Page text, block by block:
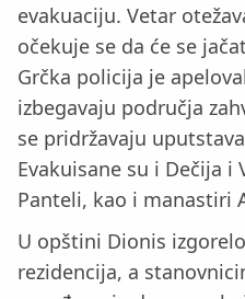
evakuaciju. Vetar
očekuje se da će se
Grčka policija je
izbegavaju područja
se pridržavaju
Evakuisane su i Dečija
Panteli, kao i manastiri
U opštini Dionis
rezidencija, a